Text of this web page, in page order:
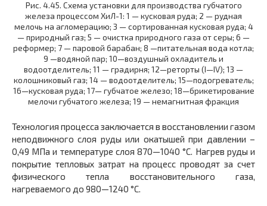
Рис. 4.45. Схема установки для производства губчатого
железа процессом ХиЛ-1: 1 — кусковая руда; 2 — рудная
мелочь на агломерацию; 3 — сортированная кусковая руда; 4
— природный газ; 5 — очистка природного газа от серы; 6 —
реформер; 7 — паровой барабан; 8 —питательная вода котла;
9 —водяной пар; 10—воздушный охладитель и
водоотделитель; 11 — градирня; 12—реторты (І—IV); 13 —
колошниковый газ; 14 — водоотделитель; 15—подогреватель;
16—кусковая руда; 17— губчатое железо; 18—брикетирование
мелочи губчатого железа; 19 — немагнитная фракция
Технология процесса заключается в восстановлении газом
неподвижного слоя руды или окатышей при давлении –
0,49 МПа и температуре слоя 870—1040 °С. Нагрев руды и
покрытие тепловых затрат на процесс проводят за счет
физического тепла восстановительного газа,
нагреваемого до 980—1240 °С.